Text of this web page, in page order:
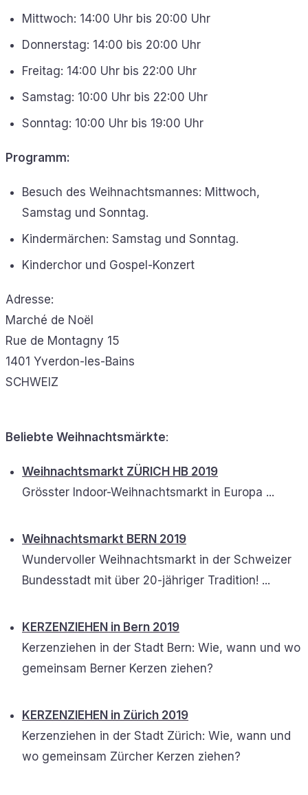
Mittwoch: 14:00 Uhr bis 20:00 Uhr
Donnerstag: 14:00 bis 20:00 Uhr
Freitag: 14:00 Uhr bis 22:00 Uhr
Samstag: 10:00 Uhr bis 22:00 Uhr
Sonntag: 10:00 Uhr bis 19:00 Uhr
Programm:
Besuch des Weihnachtsmannes: Mittwoch,
Samstag und Sonntag.
Kindermärchen: Samstag und Sonntag.
Kinderchor und Gospel-Konzert
Adresse:
Marché de Noël
Rue de Montagny 15
1401 Yverdon-les-Bains
SCHWEIZ
Beliebte Weihnachtsmärkte:
Weihnachtsmarkt ZÜRICH HB 2019
Grösster Indoor-Weihnachtsmarkt in Europa ...
Weihnachtsmarkt BERN 2019
Wundervoller Weihnachtsmarkt in der Schweizer
Bundesstadt mit über 20-jähriger Tradition! ...
KERZENZIEHEN in Bern 2019
Kerzenziehen in der Stadt Bern: Wie, wann und wo
gemeinsam Berner Kerzen ziehen?
KERZENZIEHEN in Zürich 2019
Kerzenziehen in der Stadt Zürich: Wie, wann und
wo gemeinsam Zürcher Kerzen ziehen?